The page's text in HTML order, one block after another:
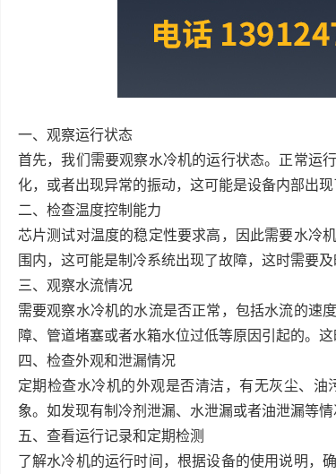
‌一、观察运行状态‌
首先，我们需要观察水冷机的运行状态。正常运
化，或者出现异常的振动，这可能是设备内部出现
二、检查温度控制能力‌
芯片测试对温度的稳定性要求高，因此需要水冷
围内，这可能是制冷系统出现了故障，这时需要
‌三、观察水流情况‌
需要观察水冷机的水流是否正常，包括水流的速
障、管道堵塞或者水箱水位过低等原因引起的。
四、检查外观和泄漏情况‌
定期检查水冷机的外观是否清洁，有无灰尘、
象。如发现有制冷剂泄漏、水泄漏或者油泄漏等
五、查看运行记录和定期检测‌
了解水冷机的运行时间，根据设备的使用说明，